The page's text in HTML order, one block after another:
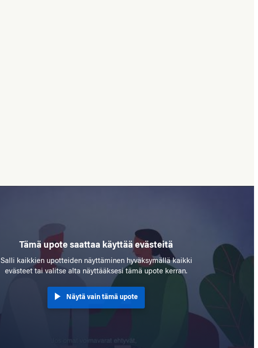
Tämä upote saattaa käyttää evästeitä
Salli kaikkien upotteiden näyttäminen hyväksymällä kaikki
evästeet tai valitse alta näyttääksesi tämä upote kerran.
Näytä vain tämä upote